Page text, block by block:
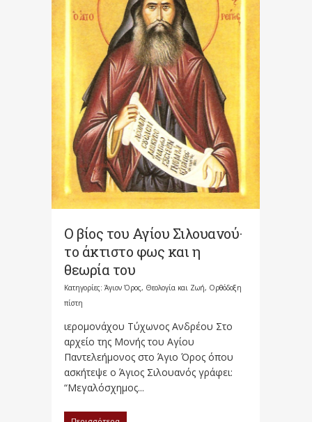
Ο βίος του Αγίου Σιλουανού·
το άκτιστο φως και η
θεωρία του
Κατηγορίες: Άγιον Όρος, Θεολογία και Ζωή, Ορθόδοξη
πίστη
ιερομονάχου Τύχωνος Ανδρέου Στο
αρχείο της Μονής του Αγίου
Παντελεήμονος στο Άγιο Όρος όπου
ασκήτεψε ο Άγιος Σιλουανός γράφει:
“Μεγαλόσχημος...